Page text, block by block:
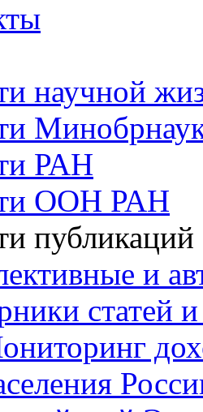
научной
РАН
ООН РАН
публикаций
и
статей